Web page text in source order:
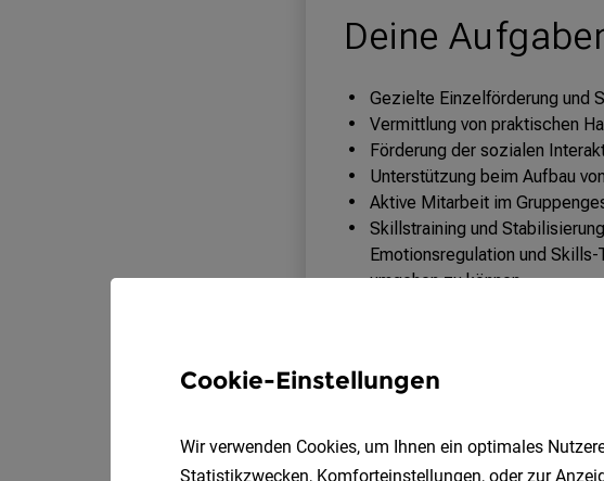
Cookie-Einstellungen
Wir verwenden Cookies, um Ihnen ein optimales
Statistikzwecken, Komforteinstellungen, oder zur